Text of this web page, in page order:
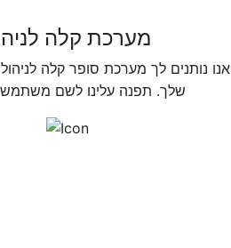
מערכת קלה
אנו נותנים לך מערכת סופר קלה
שלך. תפנה עלינו לשם